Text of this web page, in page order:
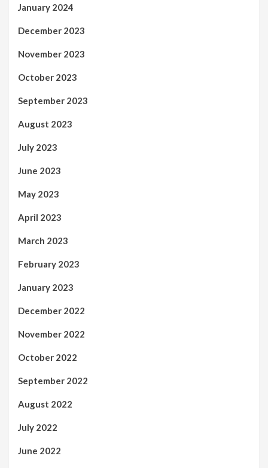
January 2024
December 2023
November 2023
October 2023
September 2023
August 2023
July 2023
June 2023
May 2023
April 2023
March 2023
February 2023
January 2023
December 2022
November 2022
October 2022
September 2022
August 2022
July 2022
June 2022